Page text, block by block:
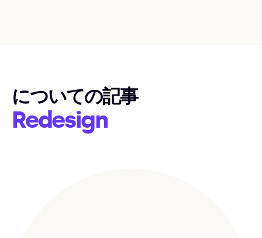
についての記事
Redesign